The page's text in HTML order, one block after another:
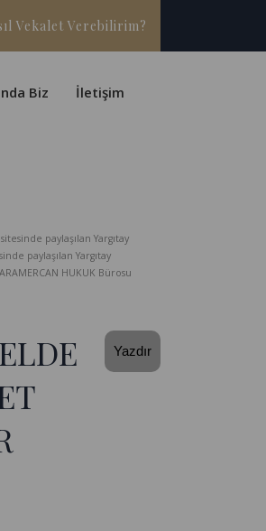
Vekalet Verebilirim?
Biz İletişim
paylaşılan Yargıtay
paylaşılan Yargıtay
HUKUK Bürosu
Yazdır